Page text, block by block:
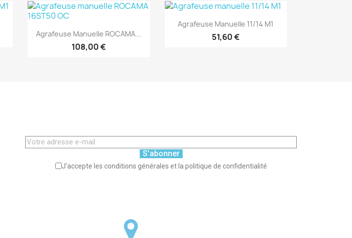
Aperçu rapide
Agrafeuse Manuelle ROCAMA...
108,00 €
Aperçu rapide
Agrafeuse Manuelle 11/14 M1
51,60 €
(1)
S’abonner
J'accepte les conditions générales et la politique de confidentialité